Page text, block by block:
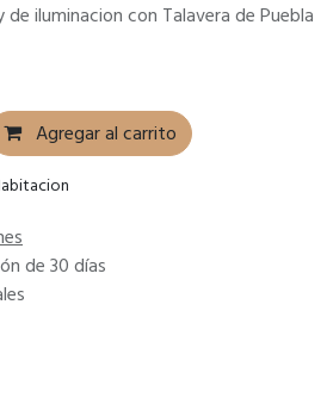
iluminacion con Talavera de Puebla
Agregar al carrito
de 30 días